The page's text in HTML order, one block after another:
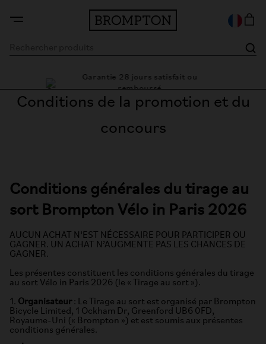
Garantie 28 jours satisfait ou
remboursé
Conditions de la promotion et du
concours
Conditions générales du tirage au
sort Brompton Vélo in Paris 2026
AUCUN ACHAT N’EST NÉCESSAIRE POUR PARTICIPER OU
GAGNER. UN ACHAT N’AUGMENTE PAS LES CHANCES DE
GAGNER.
Les présentes constituent les conditions générales du tirage
au sort Vélo in Paris 2026 (le « Tirage au sort »).
1. Organisateur : Le Tirage au sort est organisé par Brompton
Bicycle Limited, 1 Ockham Dr, Greenford UB6 0FD,
Royaume-Uni (« Brompton ») et est soumis aux présentes
conditions générales.